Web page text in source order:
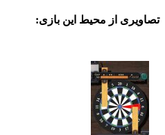
از محیط این بازی: